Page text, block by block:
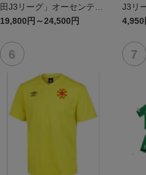
田J3リーグ」オーセンティ
ックユニフォームFP1st
19,800円～24,500円
J3リ
ム上
4,950